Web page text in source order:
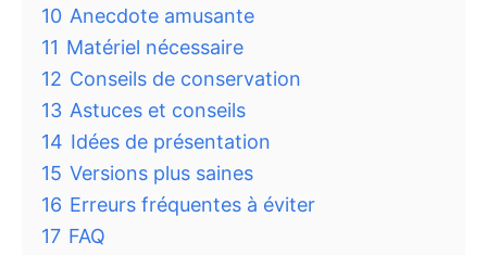
10 Anecdote amusante
11 Matériel nécessaire
12 Conseils de conservation
13 Astuces et conseils
14 Idées de présentation
15 Versions plus saines
16 Erreurs fréquentes à éviter
17 FAQ